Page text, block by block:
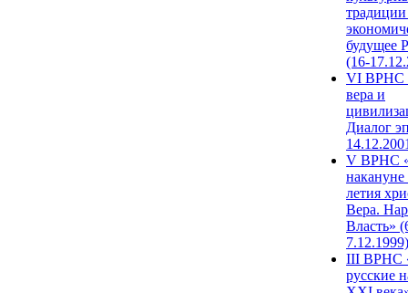
будущее
(16-
VI ВРНС
вера и
Диалог
V ВРНС
накануне
летия
Вера.
Власть»
7.12.1999)
III ВРНС
русские